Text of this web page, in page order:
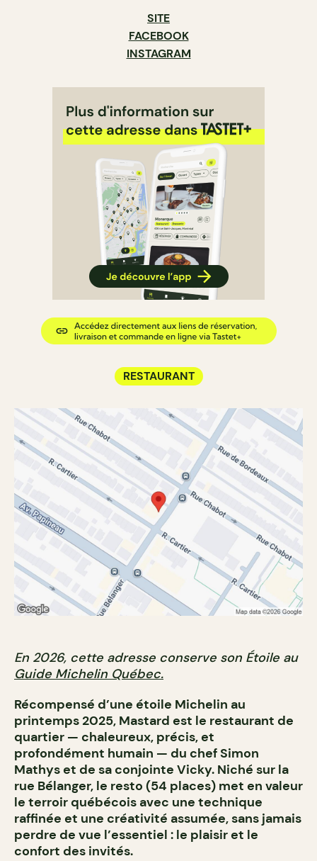
SITE
FACEBOOK
INSTAGRAM
RESTAURANT
En 2026, cette adresse conserve son Étoile au
Guide Michelin Québec.
Récompensé d’une étoile Michelin au
printemps 2025, Mastard est le restaurant de
quartier — chaleureux, précis, et
profondément humain — du chef Simon
Mathys et de sa conjointe Vicky. Niché sur la
rue Bélanger, le resto (54 places) met en valeur
le terroir québécois avec une technique
raffinée et une créativité assumée, sans jamais
perdre de vue l’essentiel : le plaisir et le
confort des invités.